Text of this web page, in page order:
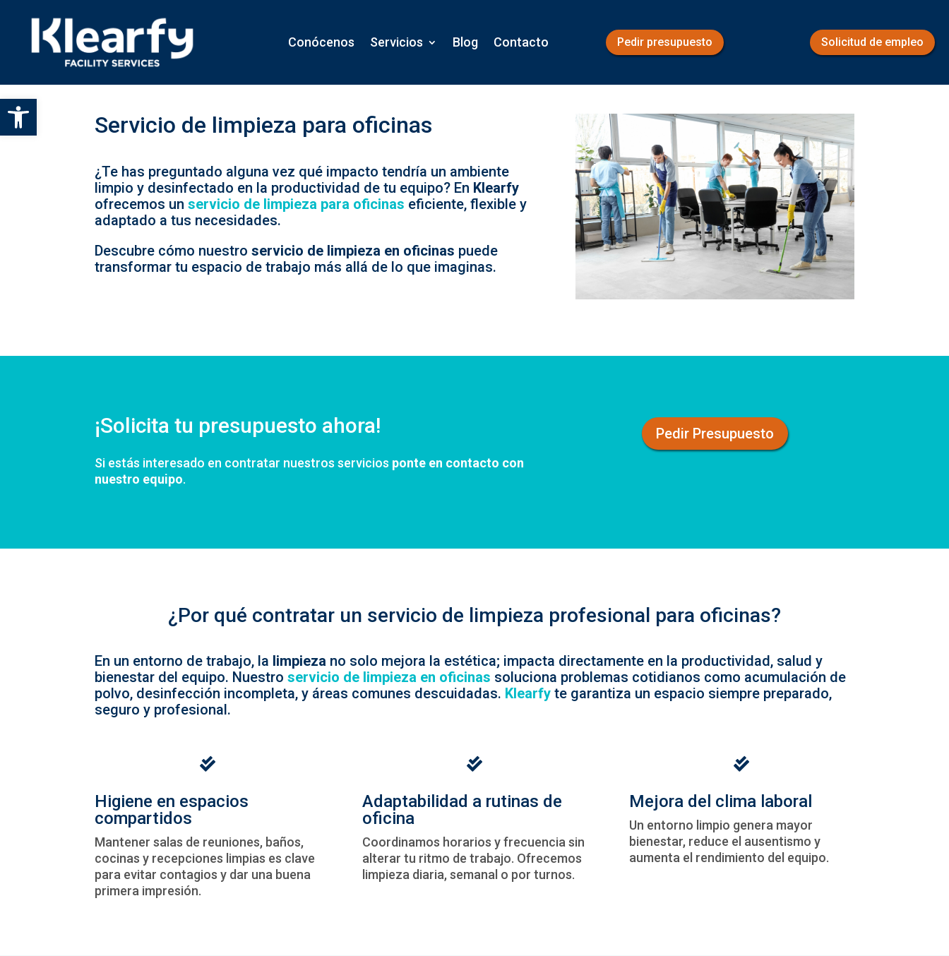
Abrir barra de herramientas
Conócenos Servicios Blog Contacto Pedir presupuesto Solicitud de empleo
Servicio de limpieza para oficinas
¿Te has preguntado alguna vez qué impacto tendría un ambiente
limpio y desinfectado en la productividad de tu equipo? En Klearfy
ofrecemos unservicio de limpieza para oficinas eficiente, flexible y
adaptado a tus necesidades.
Descubre cómo nuestroservicio de limpieza en oficinas puede
transformar tu espacio de trabajo más allá de lo que imaginas.
¡Solicita tu presupuesto ahora!
Si estás interesado en contratar nuestros servicios ponte en contacto con
nuestro equipo.
Pedir Presupuesto
¿Por qué contratar un servicio de limpieza profesional para oficinas?
En un entorno de trabajo, la limpieza no solo mejora la estética; impacta directamente en la productividad, salud y
bienestar del equipo. Nuestroservicio de limpieza en oficinas soluciona problemas cotidianos como acumulación de
polvo, desinfección incompleta, y áreas comunes descuidadas. Klearfy te garantiza un espacio siempre preparado,
seguro y profesional.

Higiene en espacios
compartidos
Mantener salas de reuniones, baños,
cocinas y recepciones limpias es clave
para evitar contagios y dar una buena
primera impresión.

Adaptabilidad a rutinas de
oficina
Coordinamos horarios y frecuencia sin
alterar tu ritmo de trabajo. Ofrecemos
limpieza diaria, semanal o por turnos.

Mejora del clima laboral
Un entorno limpio genera mayor
bienestar, reduce el ausentismo y
aumenta el rendimiento del equipo.